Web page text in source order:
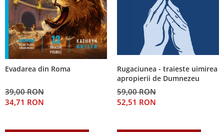
Evadarea din Roma
39,00 RON
34,71 RON
Rugaciunea - traieste uimirea
apropierii de Dumnezeu
59,00 RON
52,51 RON